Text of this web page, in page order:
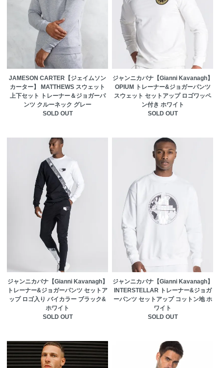
JAMESON CARTER【ジェイムソン
カーター】 MATTHEWS スウェット
上下セット トレーナー＆ジョガーパ
ンツ クルーネック グレー
SOLD OUT
ジャンニカバナ【Gianni Kavanagh】
OPIUM トレーナー&ジョガーパンツ
スウェット セットアップ ロゴワッペ
ン付き ホワイト
SOLD OUT
ジャンニカバナ【Gianni Kavanagh】
トレーナー&ジョガーパンツ セットア
ップ ロゴ入り バイカラー ブラック&
ホワイト
SOLD OUT
ジャンニカバナ【Gianni Kavanagh】
INTERSTELLAR トレーナー&ジョガ
ーパンツ セットアップ コットン地 ホ
ワイト
SOLD OUT